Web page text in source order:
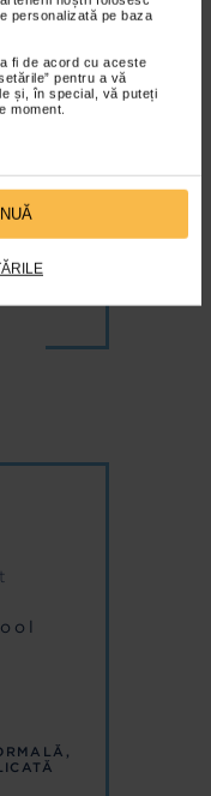
personalizată pe baza
fi de acord cu aceste
pentru a vă
și, în special, vă puteți
moment.
LA